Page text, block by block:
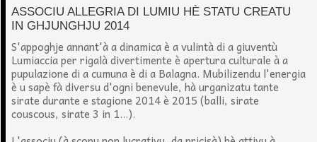
ASSOCIU ALLEGRIA DI LUMIU HÈ STATU CREATU
IN GHJUNGHJU 2014
S'appoghje annant'à a dinamica è a vulintà di a giuventù
Lumiaccia per rigalà divertimente è apertura culturale à a
pupulazione di a cumuna è di a Balagna. Mubilizendu l'energia
è u sapè fà diversu d'ogni benevule, hà urganizatu tante
sirate durante e stagione 2014 è 2015 (balli, sirate
couscous, sirate 3 in 1...).